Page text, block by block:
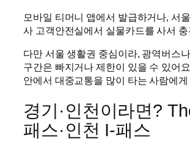
모바일 티머니 앱에서 발급하거나, 서
사 고객안전실에서 실물카드를 사서 충
다만 서울 생활권 중심이라, 광역버스
구간은 빠지거나 제한이 있을 수 있어
안에서 대중교통을 많이 타는 사람에
경기·인천이라면?
패스·인천 I-패스